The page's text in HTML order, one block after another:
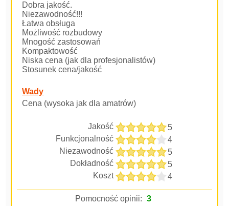
Dobra jakość.
Niezawodność!!!
Łatwa obsługa
Możliwość rozbudowy
Mnogość zastosowań
Kompaktowość
Niska cena (jak dla profesjonalistów)
Stosunek cena/jakość
Wady
Cena (wysoka jak dla amatrów)
Jakość
5
Funkcjonalność
4
Niezawodność
5
Dokładność
5
Koszt
4
Pomocność opinii: 3